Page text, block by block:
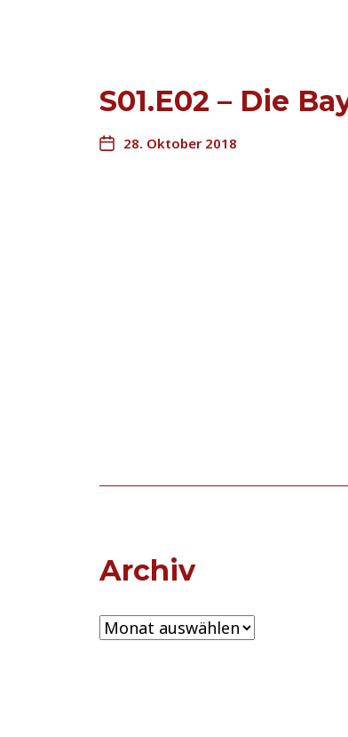
S01.E02 – Die
28. Oktober 2018
Archiv